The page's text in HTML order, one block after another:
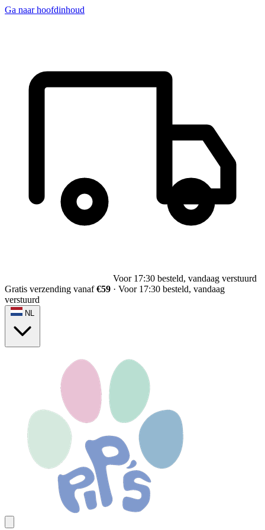
Ga naar hoofdinhoud
Voor 17:30 besteld, vandaag verstuurd
Gratis verzending vanaf€59 · Voor 17:30 besteld, vandaag
verstuurd
NL